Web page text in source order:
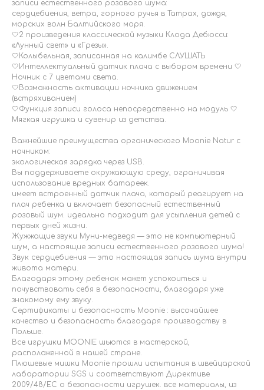
записи естественного розового шума:
сердцебиения, ветра, горного ручья в Татрах, дождя,
морских волн Балтийского моря.
🤍2 произведения классической музыки Клода Дебюсси:
«Лунный свет» и «Грезы».
🤍Колыбельная, записанная на калимбе СЛУШАТЬ
🤍Интеллектуальный датчик плача с выбором времени 🤍
Ночник с 7 цветами света.
🤍Возможность активации ночника движением
(встряхиванием)
🤍Функция записи голоса непосредственно на модуль 🤍
Мягкая игрушка и сувенир из детства.
Важнейшие преимущества органического Moonie Natur с
ночником:
экологическая зарядка через USB.
Вы поддерживаете окружающую среду, ограничивая
использование вредных батареек.
имеет встроенный датчик плача, который реагирует на
плач ребенка и включает безопасный естественный
розовый шум. идеально подходит для усыпления детей с
первых дней жизни.
Жужжащие звуки Муни-медведя — это не компьютерный
шум, а настоящие записи естественного розового шума!
Звук сердцебиения — это настоящая запись шума внутри
живота матери.
Благодаря этому ребенок может успокоиться и
почувствовать себя в безопасности, благодаря уже
знакомому ему звуку.
Сертификаты и безопасность Moonie : высочайшее
качество и безопасность благодаря производству в
Польше.
Все игрушки MOONIE шьются в мастерской,
расположенной в нашей стране.
Плюшевые мишки Moonie прошли испытания в швейцарской
лаборатории SGS и соответствуют Директиве
2009/48/EC о безопасности игрушек. все материалы, из